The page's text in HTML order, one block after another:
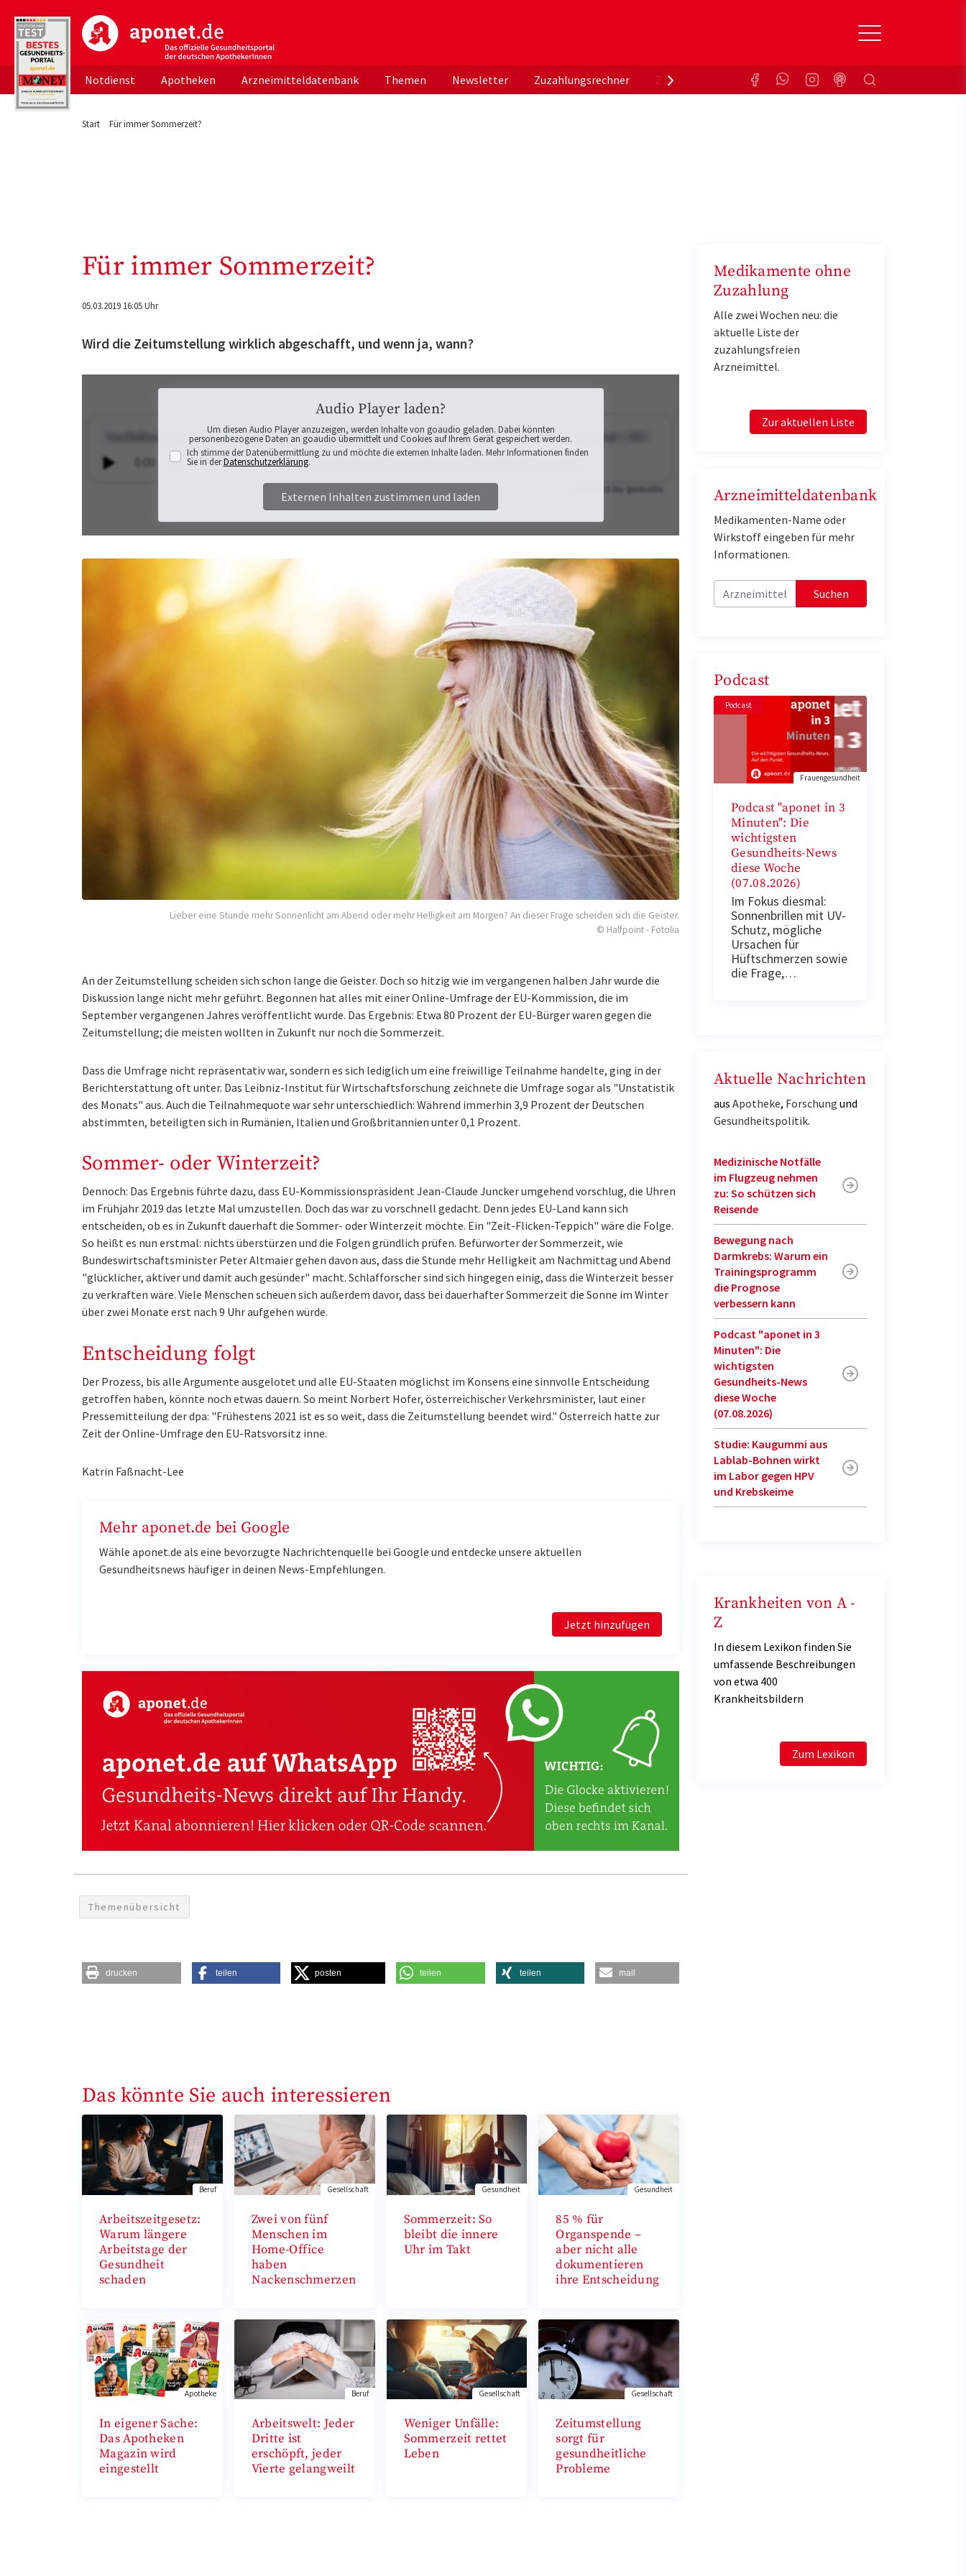
aponet.de - Das offizielle Gesundheitsportal der deutschen ApothekerInnen
Notdienst Apotheken Arzneimitteldatenbank Themen Newsletter Zuzahlungsrechner Zuzahlungsbefreiung KrankenkasseSuchen
Start Für immer Sommerzeit?
Für immer Sommerzeit?
05.03.2019 16:05 Uhr
Wird die Zeitumstellung wirklich abgeschafft, und wenn ja, wann?
Audio Player laden?
Um diesen Audio Player anzuzeigen, werden Inhalte von goaudio geladen. Dabei könnten
personenbezogene Daten an goaudio übermittelt und Cookies auf Ihrem Gerät gespeichert werden.
Ich stimme der Datenübermittlung zu und möchte die externen Inhalte laden. Mehr Informationen finden
Sie in derDatenschutzerklärung.
Externen Inhalten zustimmen und laden
Lieber eine Stunde mehr Sonnenlicht am Abend oder mehr Helligkeit am Morgen? An dieser Frage scheiden sich die Geister.
© Halfpoint - Fotolia
An der Zeitumstellung scheiden sich schon lange die Geister. Doch so hitzig wie im vergangenen halben Jahr wurde die
Diskussion lange nicht mehr geführt. Begonnen hat alles mit einer Online-Umfrage der EU-Kommission, die im
September vergangenen Jahres veröffentlicht wurde. Das Ergebnis: Etwa 80 Prozent der EU-Bürger waren gegen die
Zeitumstellung; die meisten wollten in Zukunft nur noch die Sommerzeit.
Dass die Umfrage nicht repräsentativ war, sondern es sich lediglich um eine freiwillige Teilnahme handelte, ging in der
Berichterstattung oft unter. Das Leibniz-Institut für Wirtschaftsforschung zeichnete die Umfrage sogar als "Unstatistik
des Monats" aus. Auch die Teilnahmequote war sehr unterschiedlich: Während immerhin 3,9 Prozent der Deutschen
abstimmten, beteiligten sich in Rumänien, Italien und Großbritannien unter 0,1 Prozent.
Sommer- oder Winterzeit?
Dennoch: Das Ergebnis führte dazu, dass EU-Kommissionspräsident Jean-Claude Juncker umgehend vorschlug, die Uhren
im Frühjahr 2019 das letzte Mal umzustellen. Doch das war zu vorschnell gedacht. Denn jedes EU-Land kann sich
entscheiden, ob es in Zukunft dauerhaft die Sommer- oder Winterzeit möchte. Ein "Zeit-Flicken-Teppich" wäre die Folge.
So heißt es nun erstmal: nichts überstürzen und die Folgen gründlich prüfen. Befürworter der Sommerzeit, wie
Bundeswirtschaftsminister Peter Altmaier gehen davon aus, dass die Stunde mehr Helligkeit am Nachmittag und Abend
"glücklicher, aktiver und damit auch gesünder" macht. Schlafforscher sind sich hingegen einig, dass die Winterzeit besser
zu verkraften wäre. Viele Menschen scheuen sich außerdem davor, dass bei dauerhafter Sommerzeit die Sonne im Winter
über zwei Monate erst nach 9 Uhr aufgehen würde.
Entscheidung folgt
Der Prozess, bis alle Argumente ausgelotet und alle EU-Staaten möglichst im Konsens eine sinnvolle Entscheidung
getroffen haben, könnte noch etwas dauern. So meint Norbert Hofer, österreichischer Verkehrsminister, laut einer
Pressemitteilung der dpa: "Frühestens 2021 ist es so weit, dass die Zeitumstellung beendet wird." Österreich hatte zur
Zeit der Online-Umfrage den EU-Ratsvorsitz inne.
Katrin Faßnacht-Lee
Mehr aponet.de bei Google
Wähle aponet.de als eine bevorzugte Nachrichtenquelle bei Google und entdecke unsere aktuellen
Gesundheitsnews häufiger in deinen News-Empfehlungen.
Jetzt hinzufügen
Themenübersicht
drucken teilen posten teilen teilen mail
Das könnte Sie auch interessieren
Beruf
Arbeitszeitgesetz:
Warum längere
Arbeitstage der
Gesundheit
schaden
Gesellschaft
Zwei von fünf
Menschen im
Home-Office
haben
Nackenschmerzen
Gesundheit
Sommerzeit: So
bleibt die innere
Uhr im Takt
Gesundheit
85 % für
Organspende –
aber nicht alle
dokumentieren
ihre Entscheidung
Apotheke
In eigener Sache:
Das Apotheken
Magazin wird
eingestellt
Beruf
Arbeitswelt: Jeder
Dritte ist
erschöpft, jeder
Vierte gelangweilt
Gesellschaft
Weniger Unfälle:
Sommerzeit rettet
Leben
Gesellschaft
Zeitumstellung
sorgt für
gesundheitliche
Probleme
Medikamente ohne
Zuzahlung
Alle zwei Wochen neu: die
aktuelle Liste der
zuzahlungsfreien
Arzneimittel.
Zur aktuellen Liste
Arzneimitteldatenbank
Medikamenten-Name oder
Wirkstoff eingeben für mehr
Informationen.
Suchen
Podcast
Podcast
Frauengesundheit
Podcast "aponet in 3
Minuten": Die
wichtigsten
Gesundheits-News
diese Woche
(07.08.2026)
Im Fokus diesmal:
Sonnenbrillen mit UV-
Schutz, mögliche
Ursachen für
Hüftschmerzen sowie
die Frage,…
Aktuelle Nachrichten
aus Apotheke, Forschung und
Gesundheitspolitik.
Medizinische Notfälle
im Flugzeug nehmen
zu: So schützen sich
Reisende
Bewegung nach
Darmkrebs: Warum ein
Trainingsprogramm
die Prognose
verbessern kann
Podcast "aponet in 3
Minuten": Die
wichtigsten
Gesundheits-News
diese Woche
(07.08.2026)
Studie: Kaugummi aus
Lablab-Bohnen wirkt
im Labor gegen HPV
und Krebskeime
Krankheiten von A -
Z
In diesem Lexikon finden Sie
umfassende Beschreibungen
von etwa 400
Krankheitsbildern
Zum Lexikon